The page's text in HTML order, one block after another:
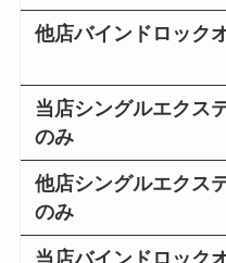
他店バインドロック
当店シングルエクス
のみ
他店シングルエクス
のみ